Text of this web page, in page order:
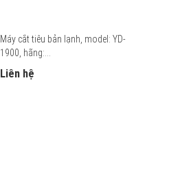
Máy cắt tiêu bản lạnh, model: YD-
1900, hãng:...
Liên hệ